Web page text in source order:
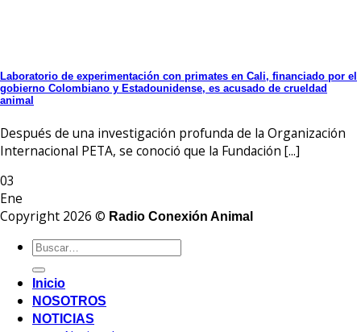
Laboratorio de experimentación con primates en Cali, financiado por el
gobierno Colombiano y Estadounidense, es acusado de crueldad
animal
Después de una investigación profunda de la Organización
Internacional PETA, se conoció que la Fundación [...]
03
Ene
Copyright 2026 © Radio Conexión Animal
Inicio
NOSOTROS
NOTICIAS